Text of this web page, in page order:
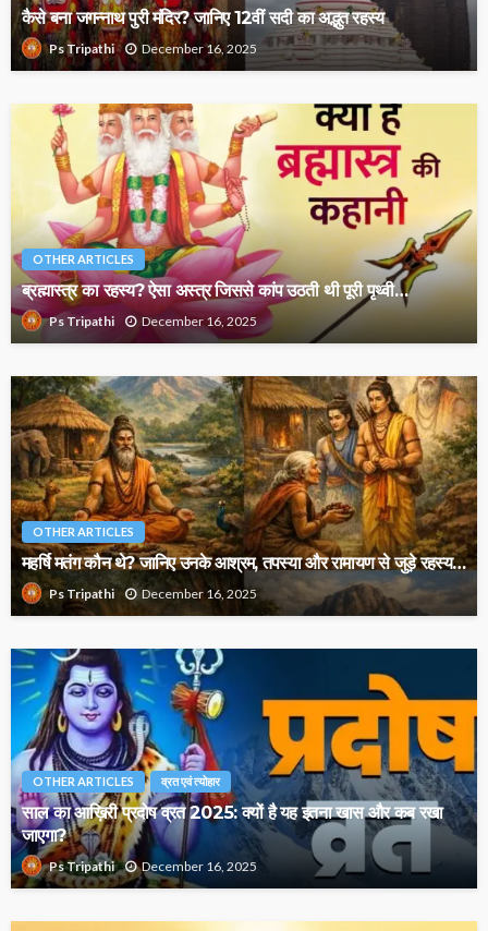
कैसे बना जगन्नाथ पुरी मंदिर? जानिए 12वीं सदी का अद्भुत रहस्य
Ps Tripathi December 16, 2025
OTHER ARTICLES
ब्रह्मास्त्र का रहस्य? ऐसा अस्त्र जिससे कांप उठती थी पूरी पृथ्वी…
Ps Tripathi December 16, 2025
OTHER ARTICLES
महर्षि मतंग कौन थे? जानिए उनके आश्रम, तपस्या और रामायण से जुड़े रहस्य…
Ps Tripathi December 16, 2025
OTHER ARTICLES व्रत एवं त्योहार
साल का आख़िरी प्रदोष व्रत 2025: क्यों है यह इतना खास और कब रखा
जाएगा?
Ps Tripathi December 16, 2025